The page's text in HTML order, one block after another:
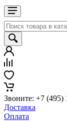
Звоните: +7 (495)
Доставка
Оплата